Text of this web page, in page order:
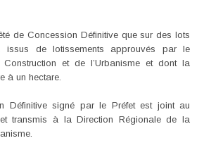
de Concession Définitive que sur des lots
issus de lotissements approuvés par le
et de l’Urbanisme et dont la
à un hectare.
Définitive signé par le Préfet est joint au
transmis à la Direction Régionale de la